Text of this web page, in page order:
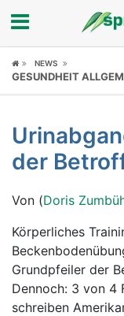
Fokus
Symptome
Ratgeber
Rubriken
NEWS
GESUNDHEIT
der
Von (Doris
Körperliches
Grundpfeiler der
Dennoch: 3 von 4
schreiben